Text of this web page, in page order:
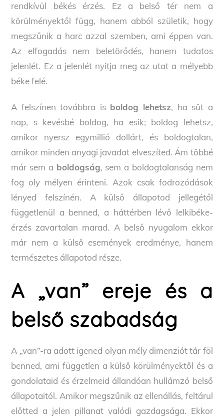
rendkívül békés érzés. Ez a belső tér nem a
körülményektől függ, hanem abból születik, hogy
megszűnik a harc azzal szemben, ami éppen van.
Az elfogadás nem beletörődés, hanem tudatos
jelenlét. Ez a jelenlét nyitja meg az utat a mélyebb
béke felé.
A felszínen továbbra is boldog lehetsz, ha süt a
nap, s kevésbé boldog, ha esik; boldog lehetsz,
amikor nyersz egymillió dollárt, és boldogtalan,
amikor minden anyagi javadat elveszíted. Ám többé
már sem a boldogság, sem a boldogtalanság nem
fog oly mélyen érinteni. Azok csak fodrozódások
lényed felszínén. A külső állapotod jellegétől
függetlenül a benned, a háttérben lévő lelkibéke-
érzés zavartalan marad. A belső nyugalom ekkor
már nem a külső események eredménye, hanem
természetes állapotod része.
A „van” ereje és a
belső szabadság
A „van”-ra adott igened olyan mély dimenziót tár föl
benned, ami független a külső körülményektől és a
gondolataid és érzelmeid állandóan hullámzó belső
állapotaitól. Amikor megszűnik az ellenállás, feltárul
előtted a jelen pillanat valódi gazdagsága. Ekkor